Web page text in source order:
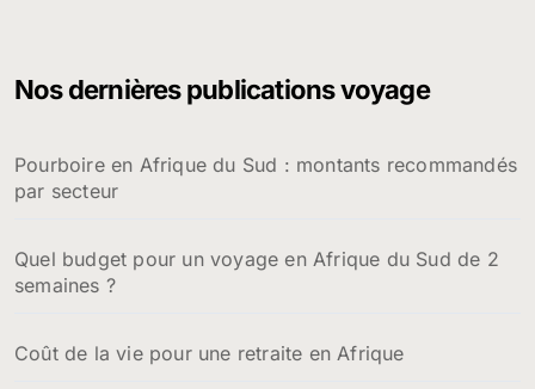
Nos dernières publications voyage
Pourboire en Afrique du Sud : montants recommandés
par secteur
Quel budget pour un voyage en Afrique du Sud de 2
semaines ?
Coût de la vie pour une retraite en Afrique